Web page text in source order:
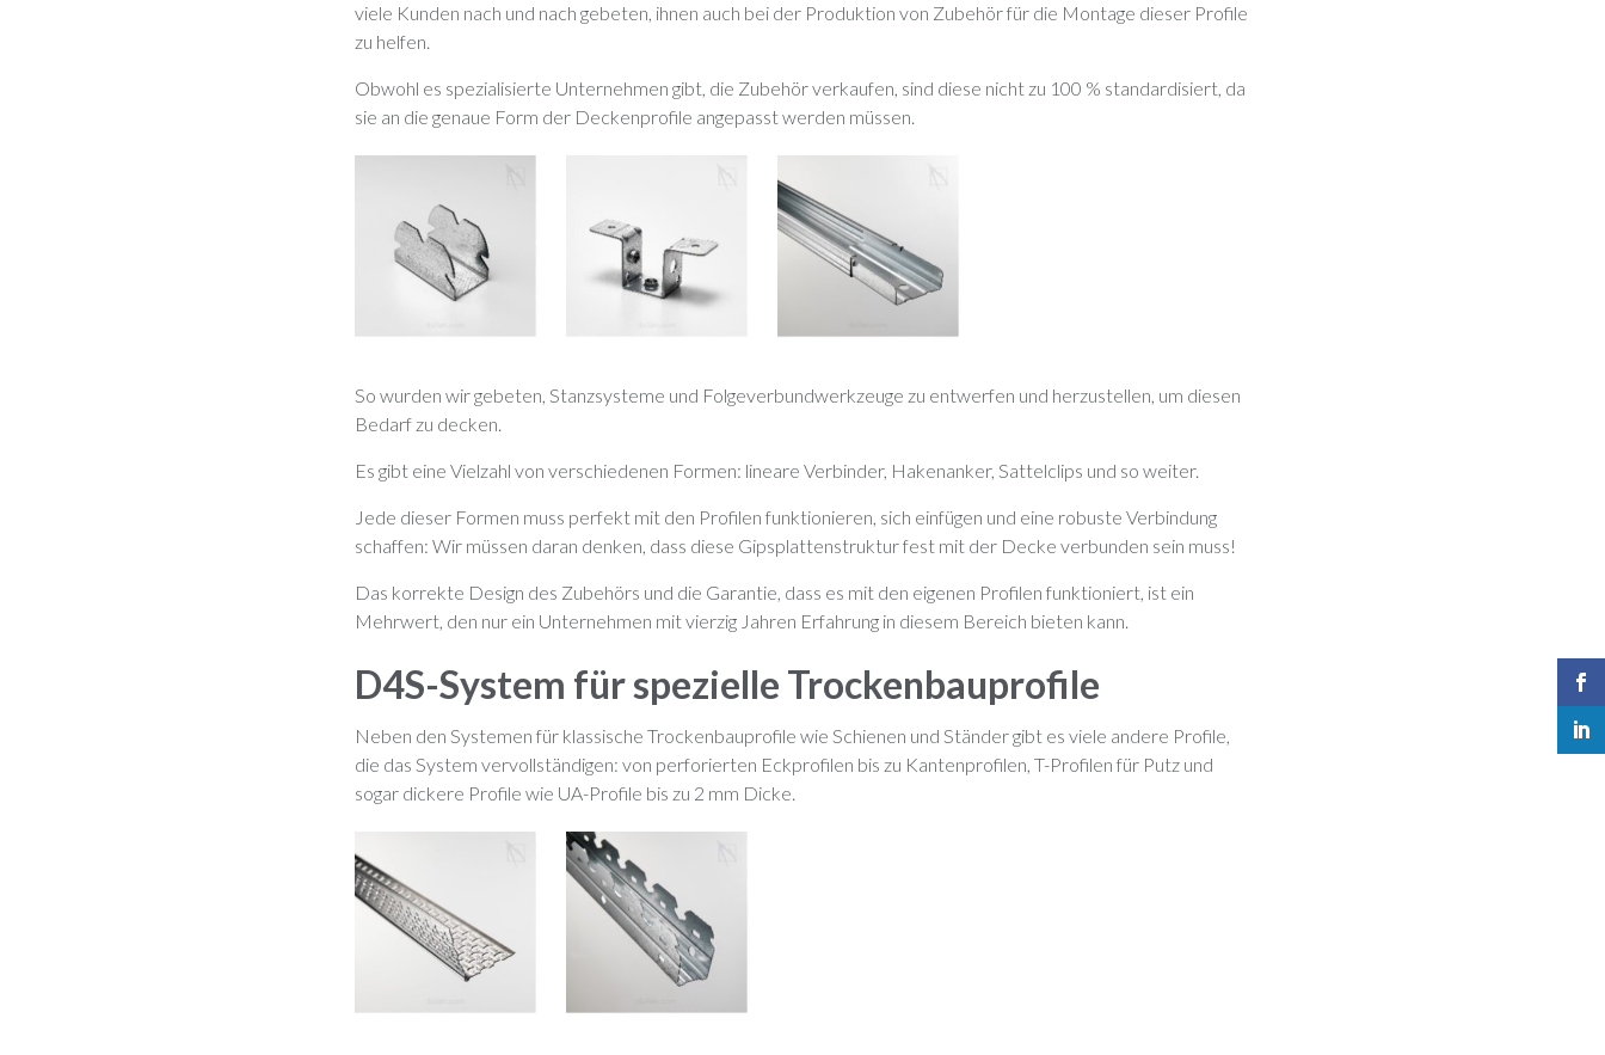
viele Kunden nach und nach gebeten, ihnen auch bei der Produktion von Zubehör für die Montage dieser Profile
zu helfen.
Obwohl es spezialisierte Unternehmen gibt, die Zubehör verkaufen, sind diese nicht zu 100 % standardisiert, da
sie an die genaue Form der Deckenprofile angepasst werden müssen.
So wurden wir gebeten, Stanzsysteme und Folgeverbundwerkzeuge zu entwerfen und herzustellen, um diesen
Bedarf zu decken.
Es gibt eine Vielzahl von verschiedenen Formen: lineare Verbinder, Hakenanker, Sattelclips und so weiter.
Jede dieser Formen muss perfekt mit den Profilen funktionieren, sich einfügen und eine robuste Verbindung
schaffen: Wir müssen daran denken, dass diese Gipsplattenstruktur fest mit der Decke verbunden sein muss!
Das korrekte Design des Zubehörs und die Garantie, dass es mit den eigenen Profilen funktioniert, ist ein
Mehrwert, den nur ein Unternehmen mit vierzig Jahren Erfahrung in diesem Bereich bieten kann.
D4S-System für spezielle Trockenbauprofile
Neben den Systemen für klassische Trockenbauprofile wie Schienen und Ständer gibt es viele andere Profile,
die das System vervollständigen: von perforierten Eckprofilen bis zu Kantenprofilen, T-Profilen für Putz und
sogar dickere Profile wie UA-Profile bis zu 2 mm Dicke.